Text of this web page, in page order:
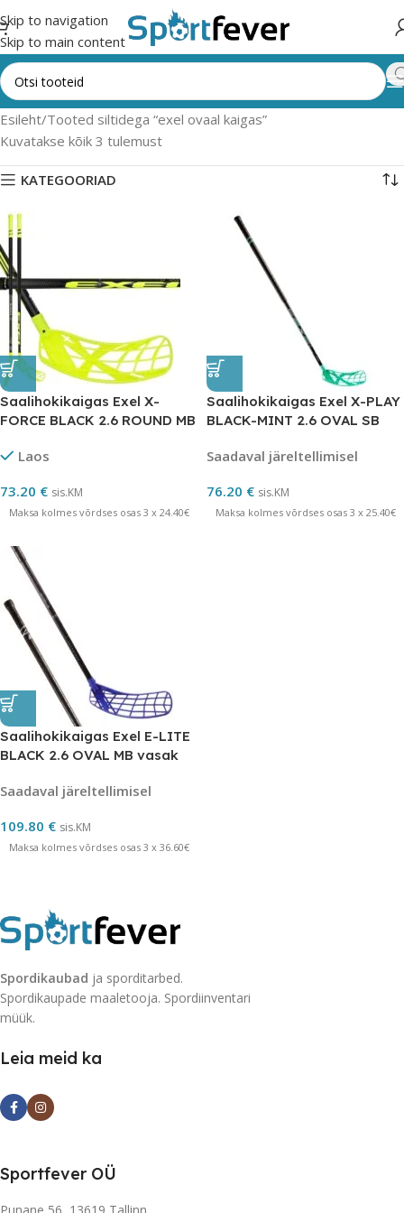
Skip to navigation
Skip to main content
Esileht Tooted siltidega “exel ovaal kaigas”
Kuvatakse kõik 3 tulemust
KATEGOORIAD
Saalihokikaigas Exel X-
FORCE BLACK 2.6 ROUND MB
Laos
73.20 € sis.KM
Maksa kolmes võrdses osas 3 x 24.40€
Saalihokikaigas Exel X-PLAY
BLACK-MINT 2.6 OVAL SB
Saadaval järeltellimisel
76.20 € sis.KM
Maksa kolmes võrdses osas 3 x 25.40€
Saalihokikaigas Exel E-LITE
BLACK 2.6 OVAL MB vasak
Saadaval järeltellimisel
109.80 € sis.KM
Maksa kolmes võrdses osas 3 x 36.60€
Spordikaubad ja sporditarbed.
Spordikaupade maaletooja. Spordiinventari
müük.
Leia meid ka
Sportfever OÜ